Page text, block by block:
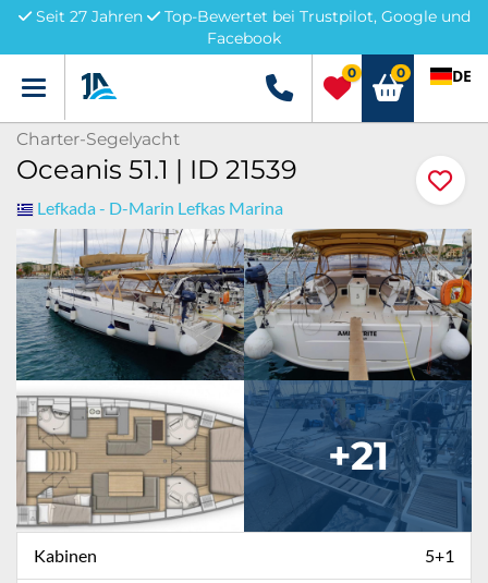
Seit 27 Jahren
Top-Bewertet bei Trustpilot, Google und
Facebook
Menü +49 5741 3222690
0 0 DE
Charter-Segelyacht
Oceanis 51.1 | ID 21539
Lefkada - D-Marin Lefkas Marina
+21
Kabinen 5+1